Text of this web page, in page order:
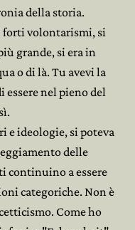
della storia.
forti volontarismi, si
grande, si era in
o di là. Tu avevi la
essere nel pieno del
e ideologie, si poteva
delle
continuino a essere
categoriche. Non è
Come ho